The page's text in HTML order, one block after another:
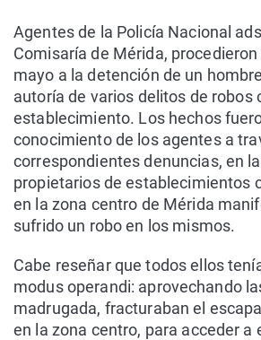
Agentes de la Policía Nacional
Comisaría de Mérida,
mayo a la detención de un
autoría de varios delitos de robos
establecimiento. Los hechos
conocimiento de los agentes a
correspondientes denuncias, en
propietarios de establecimientos
en la zona centro de Mérida
sufrido un robo en los mismos.
Cabe reseñar que todos ellos
modus operandi: aprovechando
madrugada, fracturaban el
en la zona centro, para acceder a